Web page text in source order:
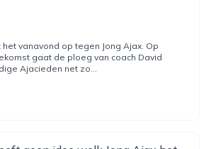
het vanavond op tegen Jong Ajax. Op
gaat de ploeg van coach David
Ajacieden net zo...